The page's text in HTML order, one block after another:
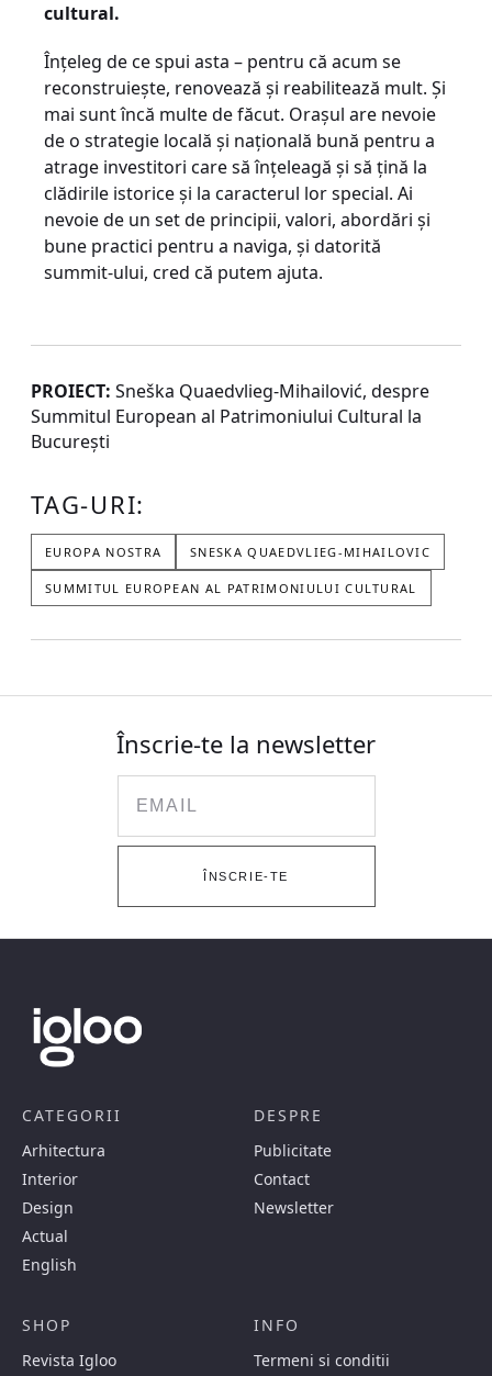
cultural.
Înțeleg de ce spui asta – pentru că acum se
reconstruiește, renovează și reabilitează mult. Și
mai sunt încă multe de făcut. Orașul are nevoie
de o strategie locală și națională bună pentru a
atrage investitori care să înțeleagă și să țină la
clădirile istorice și la caracterul lor special. Ai
nevoie de un set de principii, valori, abordări și
bune practici pentru a naviga, și datorită
summit-ului, cred că putem ajuta.
PROIECT: Sneška Quaedvlieg-Mihailović, despre
Summitul European al Patrimoniului Cultural la
București
TAG-URI:
EUROPA NOSTRA SNESKA QUAEDVLIEG-MIHAILOVIC
SUMMITUL EUROPEAN AL PATRIMONIULUI CULTURAL
Înscrie-te la newsletter
ÎNSCRIE-TE
CATEGORII
Arhitectura
Interior
Design
Actual
English
DESPRE
Publicitate
Contact
Newsletter
SHOP
Revista Igloo
INFO
Termeni si conditii